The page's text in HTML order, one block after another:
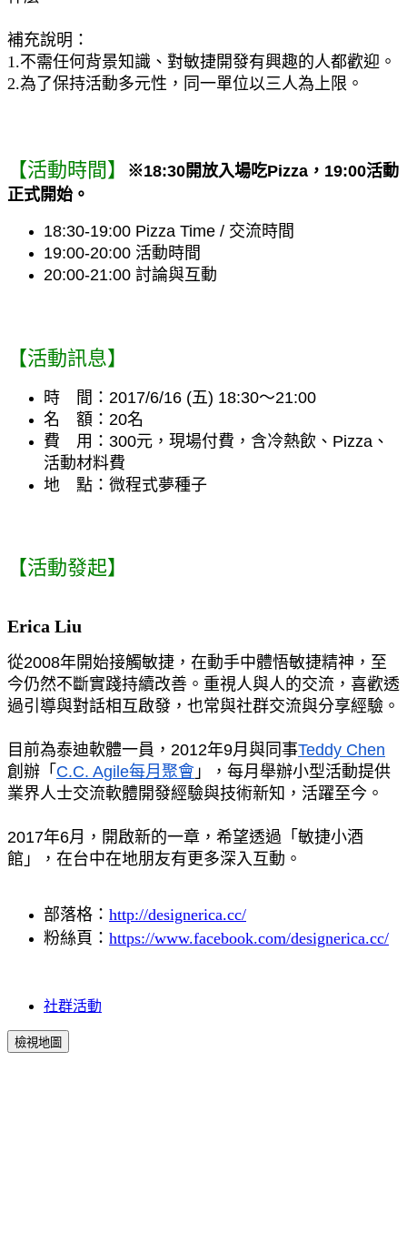
補充說明：
1.不需任何背景知識、對敏捷開發有興趣的人都歡迎。
2.為了保持活動多元性，同一單位以三人為上限。
【活動時間】
※18:30開放入場吃Pizza，19:00活動
正式開始。
18:30-19:00 Pizza Time / 交流時間
19:00-20:00 活動時間
20:00-21:00 討論與互動
【活動訊息】
時　間：2017/6/16 (五) 18:30～21:00
名　額：20名
費　用：300元，現場付費，含冷熱飲、Pizza、
活動材料費
地　點：微程式夢種子
【活動發起】
Erica Liu
從2008年開始接觸敏捷，在動手中體悟敏捷精神，至
今仍然不斷實踐持續改善。重視人與人的交流，喜歡透
過引導與對話相互啟發，也常與社群交流與分享經驗。
目前為泰迪軟體一員，2012年9月與同事Teddy Chen
創辦「 C.C. Agile每月聚會 」，每月舉辦小型活動提供
業界人士交流軟體開發經驗與技術新知，活躍至今。
2017年6月，開啟新的一章，希望透過「敏捷小酒
館」，在台中在地朋友有更多深入互動。
部落格： http://designerica.cc/
粉絲頁： https://www.facebook.com/designerica.cc/
社群活動
檢視地圖